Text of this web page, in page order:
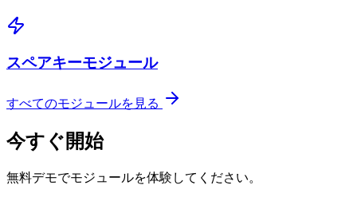
スペアキーモジュール
すべてのモジュールを見る
今すぐ開始
無料デモでモジュールを体験してください。